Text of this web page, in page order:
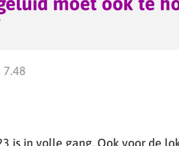
is in volle gang. Ook voor de